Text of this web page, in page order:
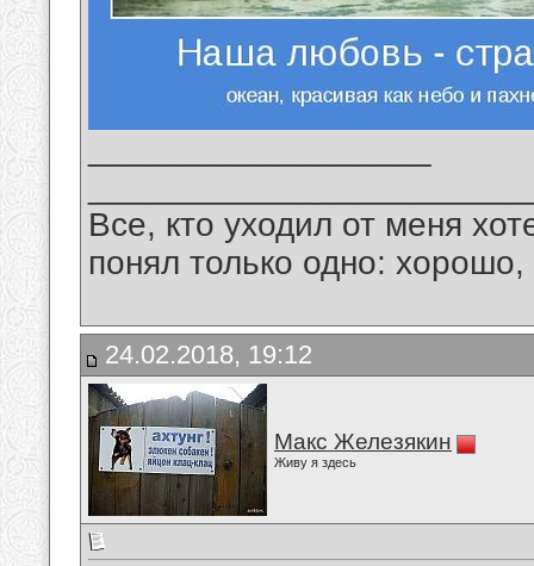
Все, кто уходил от меня
понял только одно:
24.02.2018, 19:12
Макс Железякин
Живу я здесь